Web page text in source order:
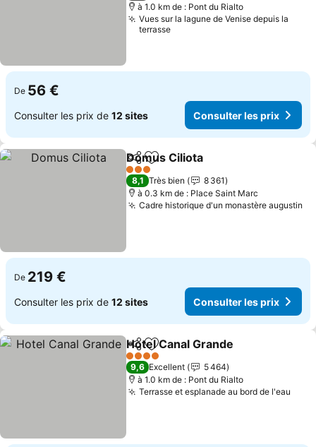
à 1.0 km de : Pont du Rialto
Vues sur la lagune de Venise depuis la
terrasse
De 56 €
Consulter les prix de 12 sites Consulter les prix
PartagerAjouter à mes favoris
Domus Ciliota
3 Étoiles
8,1 Très bien
8 361
à 0.3 km de : Place Saint Marc
Cadre historique d'un monastère augustin
De 219 €
Consulter les prix de 12 sites Consulter les prix
PartagerAjouter à mes favoris
Hotel Canal Grande
4 Étoiles
9,6 Excellent
5 464
à 1.0 km de : Pont du Rialto
Terrasse et esplanade au bord de l'eau